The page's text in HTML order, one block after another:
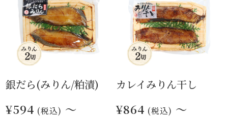
銀だら(みりん/粕漬)
¥594 (税込) ～
カレイみりん干し
¥864 (税込) ～